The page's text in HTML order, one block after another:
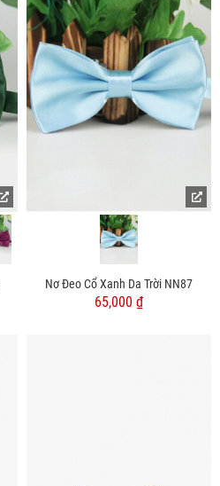
Nơ Đeo Cổ Xanh Da Trời NN87
65,000 ₫